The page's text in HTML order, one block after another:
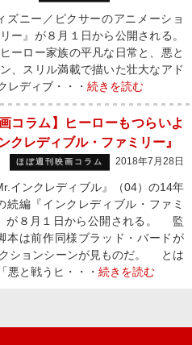
ニー／ピクサーのアニメーショ
ー』が８月１日から公開される。
ーロー家族の平凡な日常と、悪と
、スリル満載で描いた壮大なアド
レディブ・・・ 続きを読む
画コラム】ヒーローもつらいよ
ンクレディブル・ファミリー』
ほぼ週刊映画コラム 2018年7月28日
インクレディブル』（04）の14年
続編『インクレディブル・ファミ
が８月１日から公開される。 監
本は前作同様ブラッド・バードが
ションシーンが見ものだ。 とは
悪と戦うヒ・・・ 続きを読む